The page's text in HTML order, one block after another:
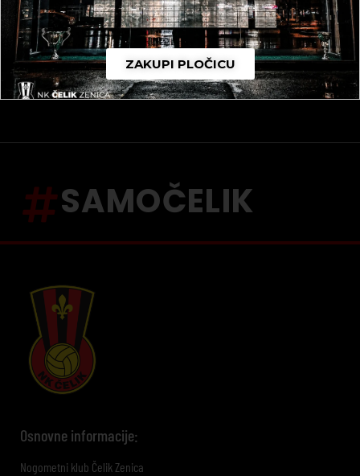
SAMOČELIK
Osnovne informacije:
Nogometni klub Čelik Zenica
ZAKUPI PLOČICU